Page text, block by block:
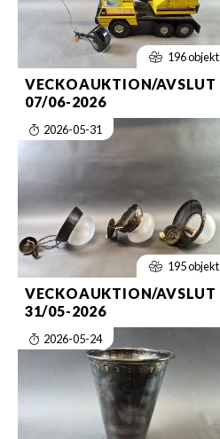
196 objekt
VECKOAUKTION/AVSLUT
07/06-2026
2026-05-31
195 objekt
VECKOAUKTION/AVSLUT
31/05-2026
2026-05-24